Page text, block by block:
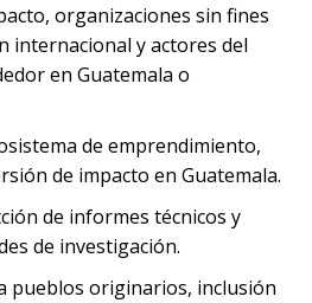
organizaciones sin fines
internacional y actores del
en Guatemala o
de emprendimiento,
de impacto en Guatemala.
de informes técnicos y
de investigación.
pueblos originarios, inclusión